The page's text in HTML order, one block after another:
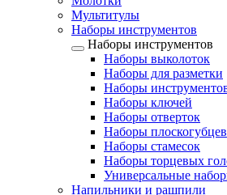
Мультитулы
Наборы инструментов
Наборы инструментов
Наборы выколоток
Наборы для разметки
Наборы
Наборы ключей
Наборы отверток
Наборы плоскогубцев
Наборы стамесок
Наборы торцевых
Универсальные
Напильники и рашпили